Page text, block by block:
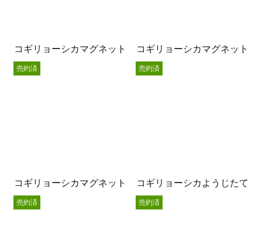
コギリョーシカマグネット コギリョーシカマグネット
コギリョーシカマグネット
売約済
コギリョーシカようじたて
売約済
売約済 売約済